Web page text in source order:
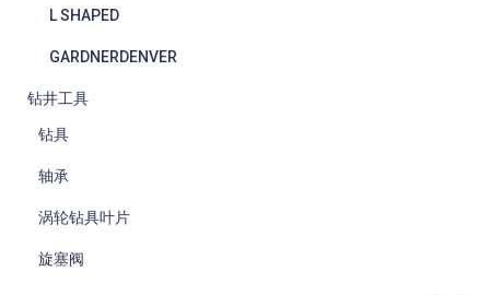
L SHAPED
GARDNERDENVER
钻井工具
钻具
轴承
涡轮钻具叶片
旋塞阀